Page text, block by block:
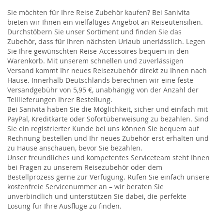
Sie möchten für Ihre Reise Zubehör kaufen? Bei Sanivita
bieten wir Ihnen ein vielfältiges Angebot an Reiseutensilien.
Durchstöbern Sie unser Sortiment und finden Sie das
Zubehör, dass für Ihren nächsten Urlaub unerlässlich. Legen
Sie Ihre gewünschten Reise-Accessoires bequem in den
Warenkorb. Mit unserem schnellen und zuverlässigen
Versand kommt Ihr neues Reisezubehör direkt zu Ihnen nach
Hause. Innerhalb Deutschlands berechnen wir eine feste
Versandgebühr von 5,95 €, unabhängig von der Anzahl der
Teillieferungen Ihrer Bestellung.
Bei Sanivita haben Sie die Möglichkeit, sicher und einfach mit
PayPal, Kreditkarte oder Sofortüberweisung zu bezahlen. Sind
Sie ein registrierter Kunde bei uns können Sie bequem auf
Rechnung bestellen und Ihr neues Zubehör erst erhalten und
zu Hause anschauen, bevor Sie bezahlen.
Unser freundliches und kompetentes Serviceteam steht Ihnen
bei Fragen zu unserem Reisezubehör oder dem
Bestellprozess gerne zur Verfügung. Rufen Sie einfach unsere
kostenfreie Servicenummer an – wir beraten Sie
unverbindlich und unterstützen Sie dabei, die perfekte
Lösung für Ihre Ausflüge zu finden.